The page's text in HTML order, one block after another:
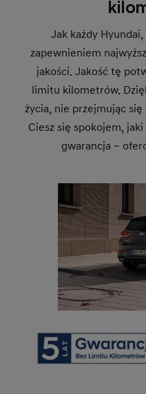
Jak każdy
zapewnieniem
jakości. Jakość tę
limitu kilometrów.
życia, nie przejmując
Ciesz się spokojem,
gwarancja –